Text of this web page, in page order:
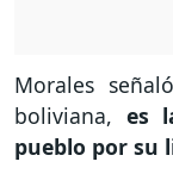
Morales
boliviana, es
pueblo por su